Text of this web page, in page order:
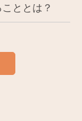
こととは？